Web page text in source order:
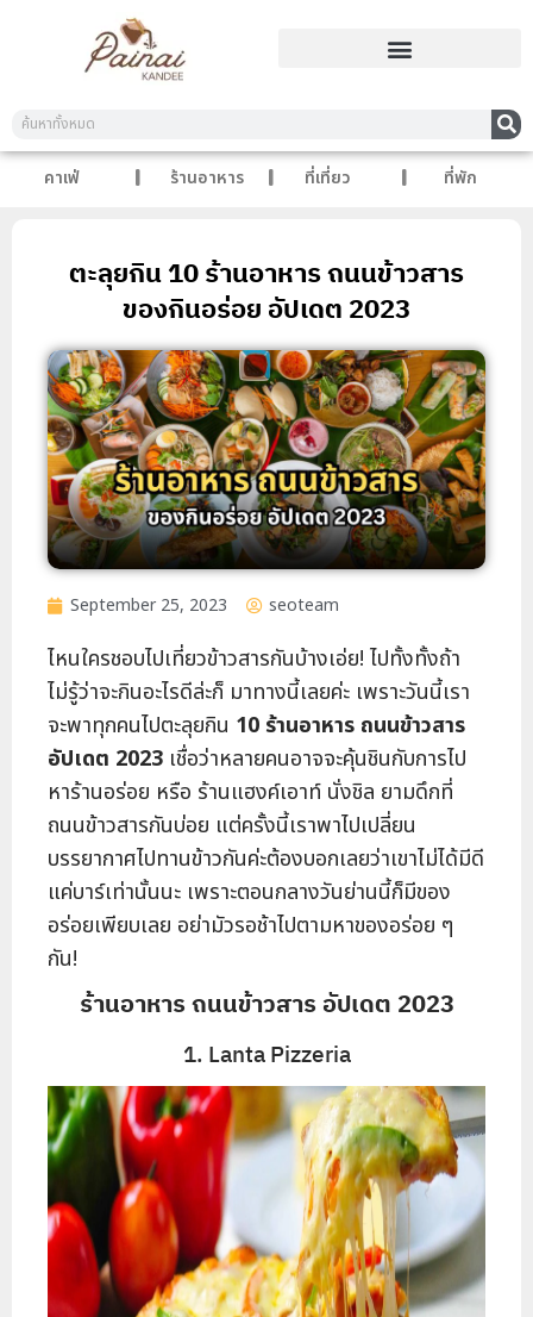
คาเฟ่ ร้านอาหาร ที่เที่ยว ที่พัก
ตะลุยกิน 10 ร้านอาหาร ถนนข้าวสาร
ของกินอร่อย อัปเดต 2023
September 25, 2023 seoteam
ไหนใครชอบไปเที่ยวข้าวสารกันบ้างเอ่ย! ไปทั้งทั้งถ้า
ไม่รู้ว่าจะกินอะไรดีล่ะก็ มาทางนี้เลยค่ะ เพราะวันนี้เรา
จะพาทุกคนไปตะลุยกิน 10 ร้านอาหาร ถนนข้าวสาร
อัปเดต 2023 เชื่อว่าหลายคนอาจจะคุ้นชินกับการไป
หาร้านอร่อย หรือ ร้านแฮงค์เอาท์ นั่งชิล ยามดึกที่
ถนนข้าวสารกันบ่อย แต่ครั้งนี้เราพาไปเปลี่ยน
บรรยากาศไปทานข้าวกันค่ะต้องบอกเลยว่าเขาไม่ได้มีดี
แค่บาร์เท่านั้นนะ เพราะตอนกลางวันย่านนี้ก็มีของ
อร่อยเพียบเลย อย่ามัวรอช้าไปตามหาของอร่อย ๆ
กัน!
ร้านอาหาร ถนนข้าวสาร อัปเดต 2023
1. Lanta Pizzeria